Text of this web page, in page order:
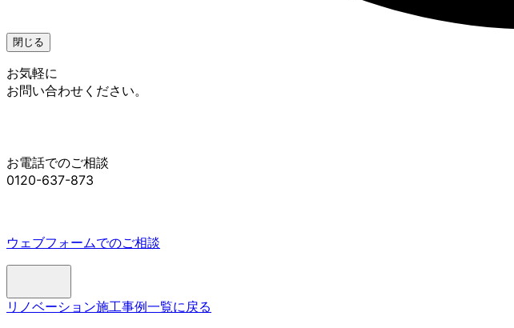
閉じる
お気軽に
お問い合わせください。
お電話でのご相談
0120-637-873
ウェブフォームでのご相談
リノベーション施工事例一覧に戻る